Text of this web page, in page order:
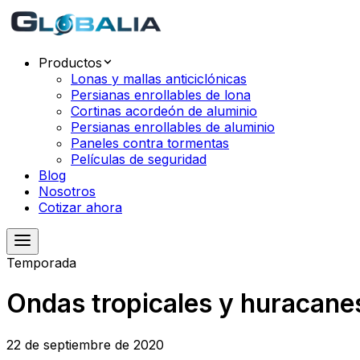
Productos
Lonas y mallas anticiclónicas
Persianas enrollables de lona
Cortinas acordeón de aluminio
Persianas enrollables de aluminio
Paneles contra tormentas
Películas de seguridad
Blog
Nosotros
Cotizar ahora
Temporada
Ondas tropicales y
22 de septiembre de 2020